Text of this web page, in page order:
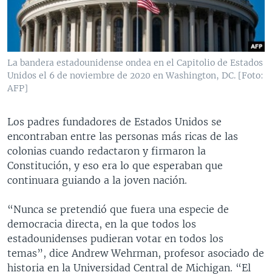
VENEZUELA
BRASIL
NICARAGUA
ECONOMÍA
ENTRETENIMIENTO Y CULTURA
TECNOLOGÍA
DEPORTES
MULTIMEDIA
VIDEOS
FOTOGRAFÍA
AUDIOS
PROGRAMAS TV
EL MUNDO AL DÍA
FORO INTERAMERICANO
LAS CLAVES
PANORAMA
RADIO
AVANCE INFORMATIVO
BUENOS DÍAS AMÉRICA
ESTADOS UNIDOS AL DÍA
EL MUNDO AL DÍA [RADIO]
FORO [RADIO]
DEPORTIVO INTERNACIONAL
NOTA ECONÓMICA
ENTRETENIMIENTO
DIRECT
Learning English
SÍGANOS
Idiomas
La bandera estadounidense ondea en el Capitolio de Estados
Unidos el 6 de noviembre de 2020 en Washington, DC. [Foto:
AFP]
Los padres fundadores de Estados Unidos se
encontraban entre las personas más ricas de las
colonias cuando redactaron y firmaron la
Constitución, y eso era lo que esperaban que
continuara guiando a la joven nación.
“Nunca se pretendió que fuera una especie de
democracia directa, en la que todos los
estadounidenses pudieran votar en todos los
temas”, dice Andrew Wehrman, profesor asociado de
historia en la Universidad Central de Michigan. “El